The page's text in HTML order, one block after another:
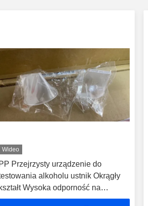
Wideo
PP Przejrzysty urządzenie do
alkoholu ustnik Okrągły
kształt Wysoka odporność na